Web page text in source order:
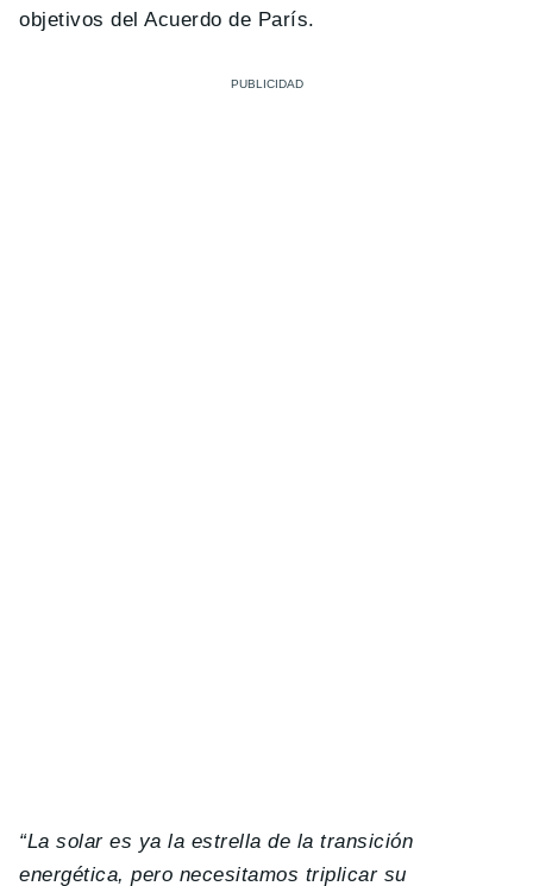
objetivos del Acuerdo de París.
“La solar es ya la estrella de la transición
energética, pero necesitamos triplicar su